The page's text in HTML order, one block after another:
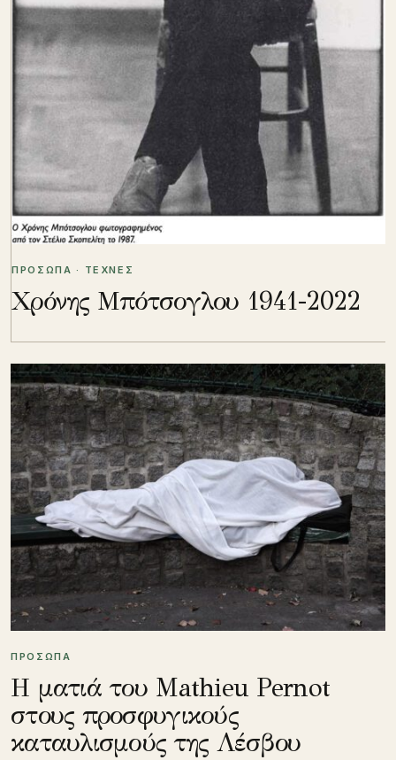
ΠΡΟΣΩΠΑ · ΤΕΧΝΕΣ
Χρόνης Μπότσογλου 1941-2022
ΠΡΟΣΩΠΑ
Η ματιά του Mathieu Pernot
στους προσφυγικούς
καταυλισμούς της Λέσβου